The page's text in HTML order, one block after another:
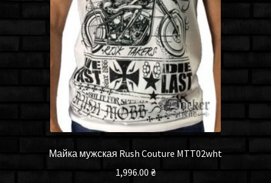
Майка мужская Rush Couture MTT02wht
1,996.00₴